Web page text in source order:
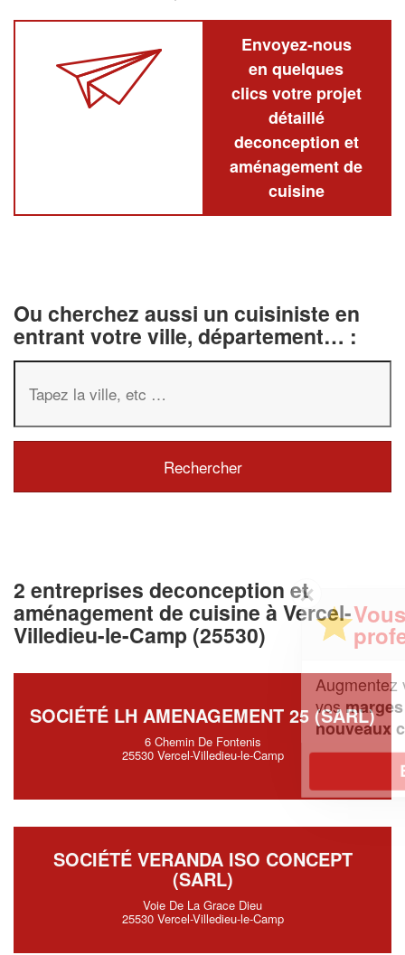
Envoyez-nous
en quelques
clics votre projet
détaillé
deconception et
aménagement de
cuisine
Ou cherchez aussi un cuisiniste en
entrant votre ville, département… :
2 entreprises deconception et
aménagement de cuisine à Vercel-
Villedieu-le-Camp (25530)
SOCIÉTÉ LH AMENAGEMENT 25 (SARL)
6 Chemin De Fontenis
25530 Vercel-Villedieu-le-Camp
SOCIÉTÉ VERANDA ISO CONCEPT
(SARL)
Voie De La Grace Dieu
25530 Vercel-Villedieu-le-Camp
✕
Vous êtes un
professionnel ?
chiffre d'affaireset
vos margestout en gagnant de
nouveaux clients!
En savoir plus